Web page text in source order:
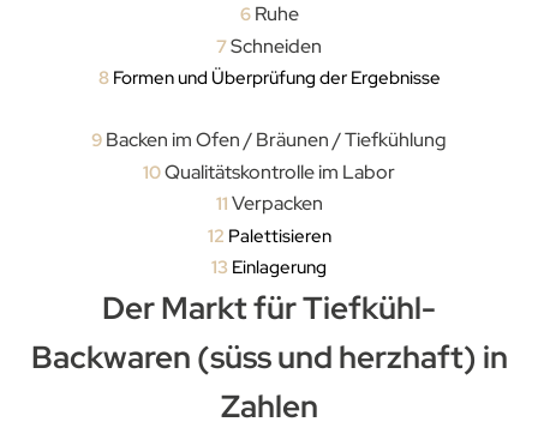
6Ruhe
7Schneiden
8 Formen und Überprüfung der Ergebnisse
9 Backen im Ofen / Bräunen / Tiefkühlung
10Qualitätskontrolle im Labor
11 Verpacken
12 Palettisieren
13 Einlagerung
Der Markt für Tiefkühl-
Backwaren (süss und herzhaft) in
Zahlen